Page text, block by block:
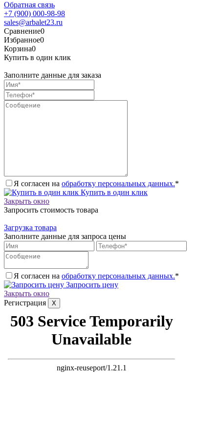
Обратная связь
+7 (900) 000-98-98
sales@arbalet23.ru
Сравнение0
Избранное0
Корзина0
Купить в один клик
Заполните данные для заказа
Я согласен на обработку персональных данных.*
Купить в один клик
Закрыть окно
Запросить стоимость товара
Загрузка товара
Заполните данные для запроса цены
Я согласен на обработку персональных данных.*
Запросить цену
Закрыть окно
Регистрация
X